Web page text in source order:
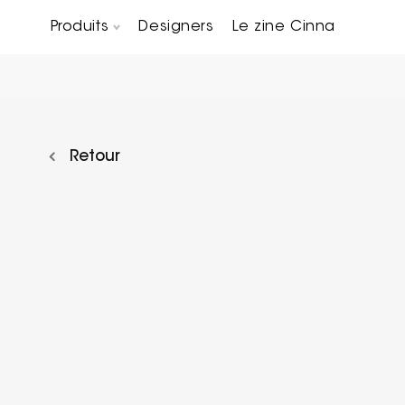
Produits Designers Le zine Cinna
Retour